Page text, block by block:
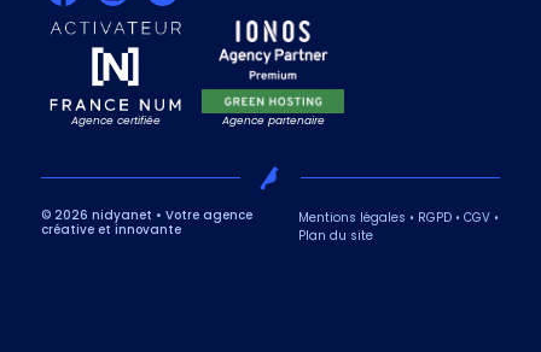
Agence certifiée Agence partenaire
© 2026 nidyanet • Votre agence
créative et innovante
Mentions légales • RGPD• CGV•
Plan du site